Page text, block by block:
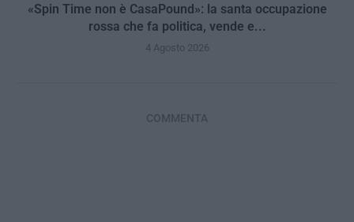
«Spin Time non è CasaPound»: la santa occupazione
rossa che fa politica, vende e...
4 Agosto 2026
COMMENTA